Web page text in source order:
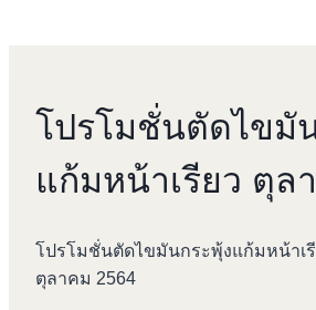
โปรโมชั่นตัดไขมั
แก้มหน้าเรียว ตุล
โปรโมชั่นตัดไขมันกระพุ้งแก้มหน้าเรี
ตุลาคม 2564